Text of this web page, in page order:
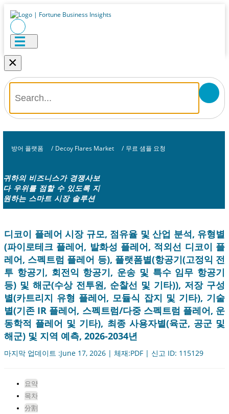
×
방어 플랫폼 / Decoy Flares Market / 무료 샘플 요청
귀하의 비즈니스가 경쟁사보
다 우위를 점할 수 있도록 지
원하는 스마트 시장 솔루션
디코이 플레어 시장 규모, 점유율 및 산업 분석, 유형별
(파이로테크 플레어, 발화성 플레어, 적외선 디코이 플
레어, 스펙트럼 플레어 등), 플랫폼별(항공기(고정익 전
투 항공기, 회전익 항공기, 운송 및 특수 임무 항공기
등) 및 해군(수상 전투원, 순찰선 및 기타)), 저장 구성
별(카트리지 유형 플레어, 모듈식 잡지 및 기타), 기술
별(기존 IR 플레어, 스펙트럼/다중 스펙트럼 플레어, 운
동학적 플레어 및 기타), 최종 사용자별(육군, 공군 및
해군) 및 지역 예측, 2026-2034년
마지막 업데이트 :June 17, 2026 | 체재:PDF | 신고 ID: 115129
요약
목차
分割